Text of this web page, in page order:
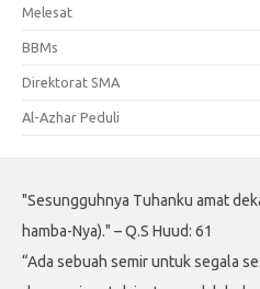
Melesat
BBMs
Direktorat SMA
Al-Azhar Peduli
"Sesungguhnya Tuhanku amat
hamba-Nya)." – Q.S Huud: 61
“Ada sebuah semir untuk segala